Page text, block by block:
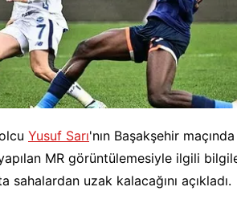
Yusuf Sarı'nın Başakşehir maçında
MR görüntülemesiyle ilgili
uzak kalacağını açıkladı.